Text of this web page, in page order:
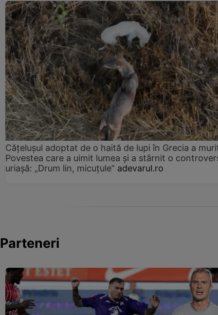
Cățelușul adoptat de o haită de lupi în Grecia a
Povestea care a uimit lumea și a stârnit o
uriașă: „Drum lin, micuțule” adevarul.ro
Parteneri